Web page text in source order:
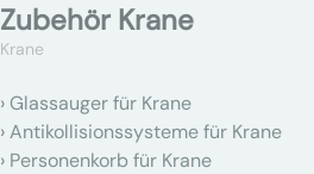
Zubehör Krane
Krane
Glassauger für Krane
Antikollisionssysteme für Krane
Personenkorb für Krane